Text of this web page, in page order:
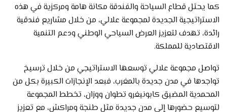
كما يحتل قطاع السياحة والفندقة مكانة هامة ومركزية في هذه
الاستراتيجية الجديدة لمجموعة علالي، من خلال مشاريع فندقية
رائدة، تهدف لتعزيز العرض السياحي الوطني ودعم التنمية
الاقتصادية للمملكة.
تواصل مجموعة علالي توسعها الاستراتيجي من خلال ترسيخ
تواجدها في مدن جديدة بالمغرب، فبعد الإنجازات الكبيرة بكل من
المحمدية المضيق كابونيغرو تطوان ووزان، تخطط المجموعة
لتوسيع حضورها إلى مدن جديدة مثل طنجة ومراكش، مع تعزيز